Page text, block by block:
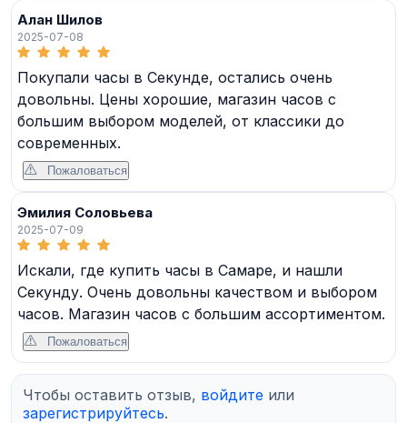
Алан Шилов
2025-07-08
Покупали часы в Секунде, остались очень
довольны. Цены хорошие, магазин часов с
большим выбором моделей, от классики до
современных.
Пожаловаться
Эмилия Соловьева
2025-07-09
Искали, где купить часы в Самаре, и нашли
Секунду. Очень довольны качеством и выбором
часов. Магазин часов с большим ассортиментом.
Пожаловаться
Чтобы оставить отзыв, войдите или
зарегистрируйтесь.